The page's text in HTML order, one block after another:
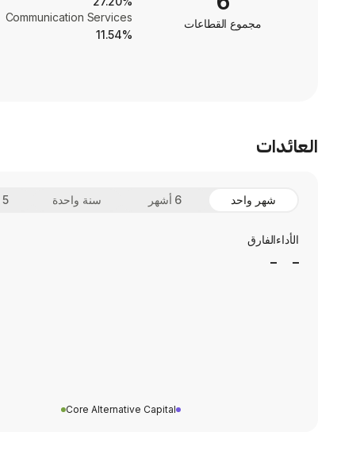
مجموع القطاعات
Communication Services
11.54%
العائدات
شهر واحد 6 أشهر سنة واحدة 5 سنوات
الأداءالفارق
Core Alternative Capital